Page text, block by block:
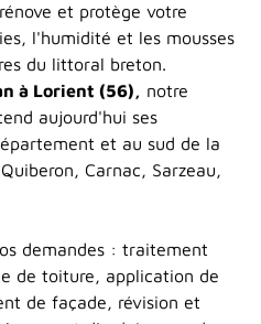
et protège votre
l'humidité et les mousses
du littoral breton.
à Lorient (56), notre
aujourd'hui ses
et au sud de la
Carnac, Sarzeau,
demandes : traitement
de toiture, application de
de façade, révision et